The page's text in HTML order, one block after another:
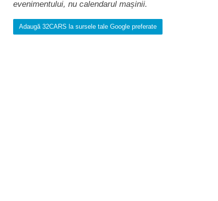
evenimentului, nu calendarul mașinii.
Adaugă 32CARS la sursele tale Google preferate